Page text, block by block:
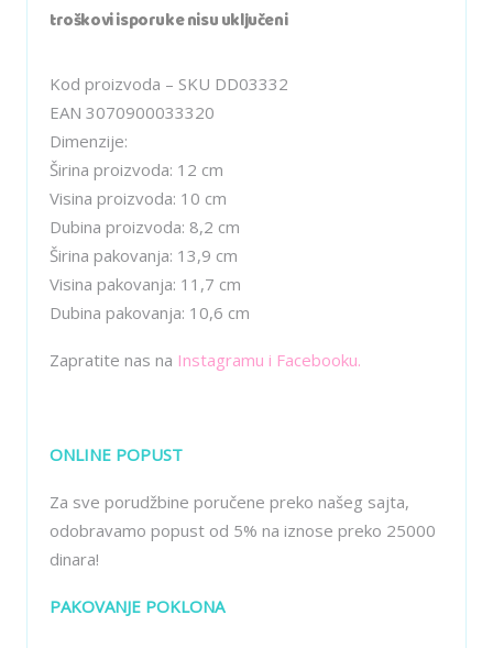
troškovi isporuke nisu uključeni
Kod proizvoda – SKU DD03332
EAN 3070900033320
Dimenzije:
Širina proizvoda: 12 cm
Visina proizvoda: 10 cm
Dubina proizvoda: 8,2 cm
Širina pakovanja: 13,9 cm
Visina pakovanja: 11,7 cm
Dubina pakovanja: 10,6 cm
Zapratite nas na Instagramu i Facebooku.
ONLINE POPUST
Za sve porudžbine poručene preko našeg sajta,
odobravamo popust od 5% na iznose preko 25000
dinara!
PAKOVANJE POKLONA